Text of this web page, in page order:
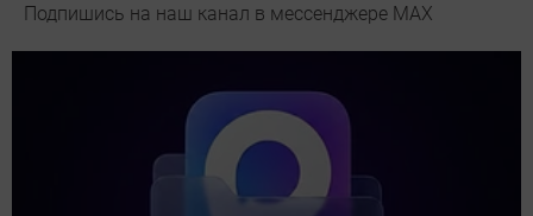
Подпишись на наш канал в мессенджере МАХ